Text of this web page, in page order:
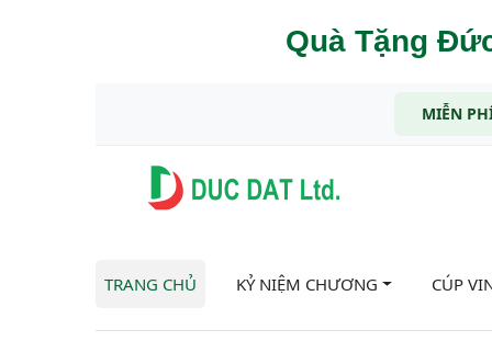
Quà Tặng
MIỄN
TRANG CHỦ KỶ NIỆM CHƯƠNG CÚP